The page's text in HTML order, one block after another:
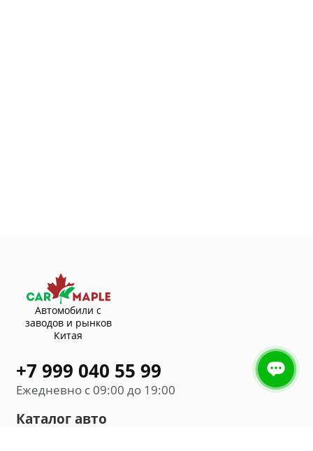
Автомобили с
заводов и рынков
Китая
+7 999 040 55 99
Ежедневно с 09:00 до 19:00
Каталог авто